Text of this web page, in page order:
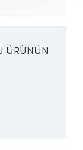
ÜRÜNÜN